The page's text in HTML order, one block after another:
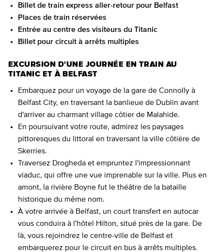
Billet de train express aller-retour pour Belfast
Places de train réservées
Entrée au centre des visiteurs du Titanic
Billet pour circuit à arrêts multiples
EXCURSION D'UNE JOURNÉE EN TRAIN AU
TITANIC ET À BELFAST
Embarquez pour un voyage de la gare de Connolly à
Belfast City, en traversant la banlieue de Dublin avant
d'arriver au charmant village côtier de Malahide.
En poursuivant votre route, admirez les paysages
pittoresques du littoral en traversant la ville côtière de
Skerries.
Traversez Drogheda et empruntez l'impressionnant
viaduc, qui offre une vue imprenable sur la ville. Plus en
amont, la rivière Boyne fut le théâtre de la bataille
historique du même nom.
À votre arrivée à Belfast, un court transfert en autocar
vous conduira à l'hôtel Hilton, situé près de la gare. De
là, vous rejoindrez le centre-ville de Belfast et
embarquerez pour le circuit en bus à arrêts multiples.